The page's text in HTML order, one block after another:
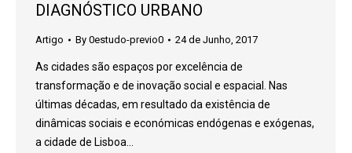
DIAGNÓSTICO URBANO
Artigo By 0estudo-previo0 24 de Junho, 2017
As cidades são espaços por excelência de
transformação e de inovação social e espacial. Nas
últimas décadas, em resultado da existência de
dinâmicas sociais e económicas endógenas e exógenas,
a cidade de Lisboa…